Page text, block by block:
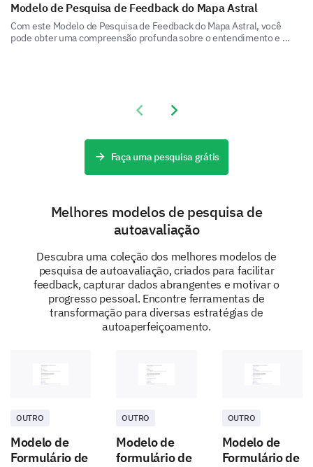
Construção de confiança
Falar em público
Por favor, classifique os seguintes objetivos de
Modelo de Pesquisa de Feedback do Mapa Astral
Com este Modelo de Pesquisa de Feedback do Mapa Astral, você
pode obter uma compreensão profunda sobre o entendimento e ...
Previous slide
Next slide
Faça uma pesquisa grátis
Melhores modelos de pesquisa de
autoavaliação
Descubra uma coleção dos melhores modelos de
pesquisa de autoavaliação, criados para facilitar
feedback, capturar dados abrangentes e motivar o
progresso pessoal. Encontre ferramentas de
transformação para diversas estratégias de
autoaperfeiçoamento.
OUTRO
Modelo de
Formulário de
OUTRO
Modelo de
formulário de
OUTRO
Modelo de
Formulário de